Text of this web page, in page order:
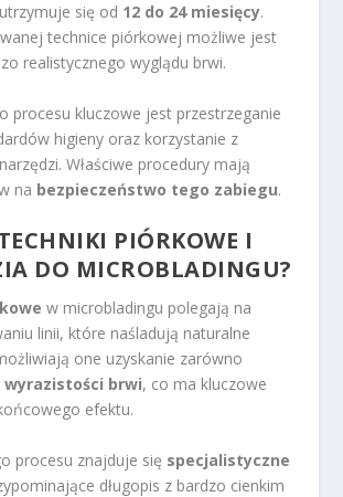
się od 12 do 24 miesięcy.
technice piórkowej możliwe jest
realistycznego wyglądu brwi.
procesu kluczowe jest przestrzeganie
higieny oraz korzystanie z
Właściwe procedury mają
na bezpieczeństwo tego zabiegu.
PIÓRKOWE I
DO MICROBLADINGU?
w microbladingu polegają na
linii, które naśladują naturalne
one uzyskanie zarówno
wyrazistości brwi, co ma kluczowe
efektu.
procesu znajduje się specjalistyczne
długopis z bardzo cienkim